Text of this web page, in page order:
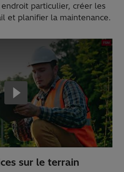
particulier, créer les
et planifier la maintenance.
sur le terrain